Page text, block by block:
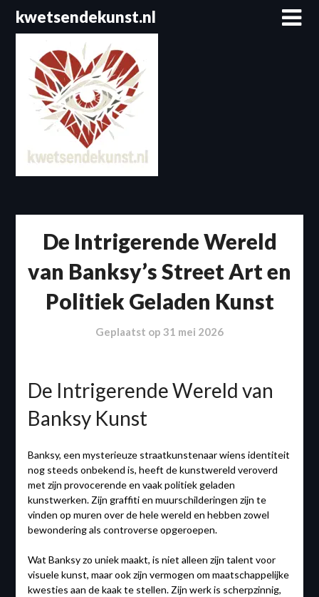
Spring
naar
inhoud
kwetsendekunst.nl
De Intrigerende Wereld
van Banksy’s Street Art en
Politiek Geladen Kunst
Geplaatst op 31 mei 2026
De Intrigerende Wereld van
Banksy Kunst
Banksy, een mysterieuze straatkunstenaar wiens identiteit
nog steeds onbekend is, heeft de kunstwereld veroverd
met zijn provocerende en vaak politiek geladen
kunstwerken. Zijn graffiti en muurschilderingen zijn te
vinden op muren over de hele wereld en hebben zowel
bewondering als controverse opgeroepen.
Wat Banksy zo uniek maakt, is niet alleen zijn talent voor
visuele kunst, maar ook zijn vermogen om maatschappelijke
kwesties aan de kaak te stellen. Zijn werk is scherpzinnig,